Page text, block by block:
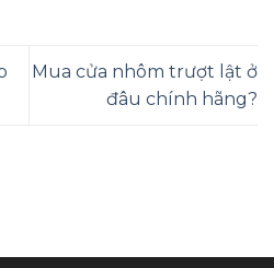
Mua cửa nhôm trượt lật ở
đâu chính hãng?